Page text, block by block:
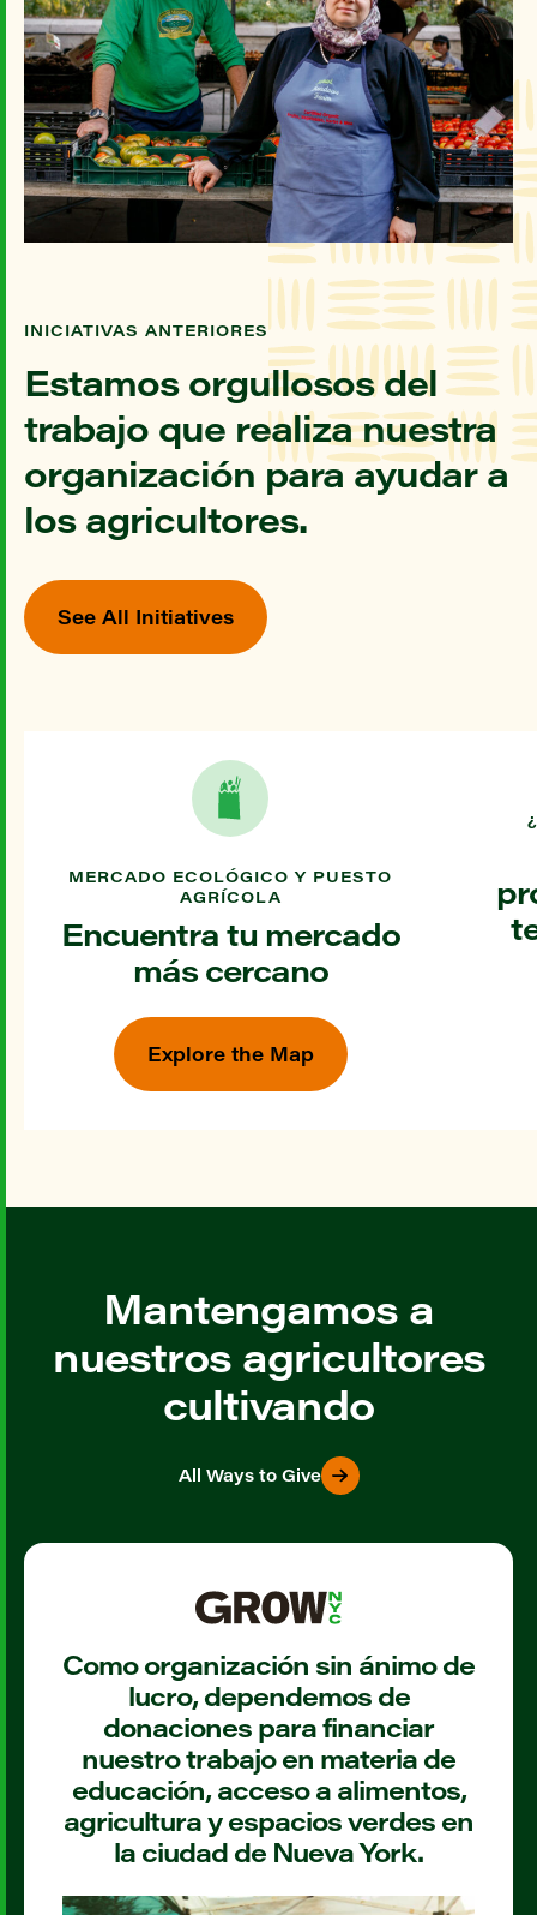
INICIATIVAS ANTERIORES
Estamos orgullosos del
trabajo que realiza nuestra
organización para ayudar a
los agricultores.
See All Initiatives
MERCADO ECOLÓGICO Y PUESTO
AGRÍCOLA
Encuentra tu mercado
más cercano
Explore the Map
Mantengamos a
nuestros agricultores
cultivando
All Ways to Give
Como organización sin ánimo de
lucro, dependemos de
donaciones para financiar
nuestro trabajo en materia de
educación, acceso a alimentos,
agricultura y espacios verdes en
la ciudad de Nueva York.